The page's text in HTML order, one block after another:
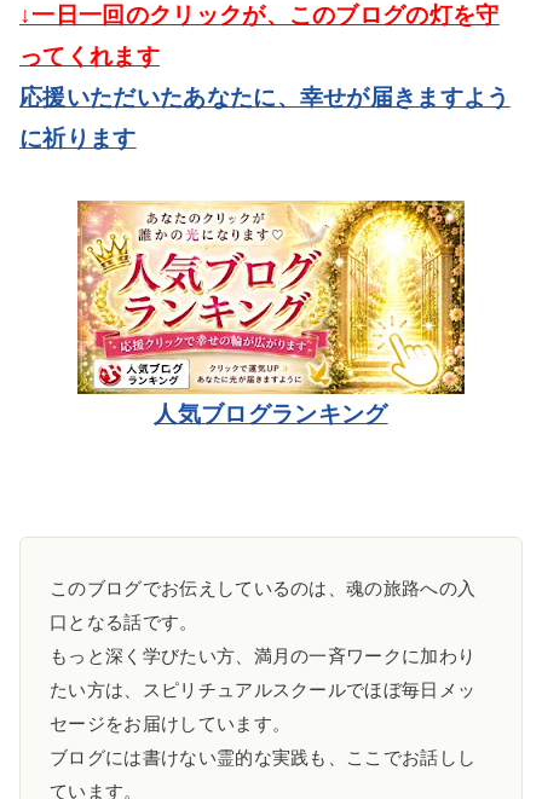
↓一日一回のクリックが、このブログの灯を守
ってくれます
応援いただいたあなたに、幸せが届きますよう
に祈ります
人気ブログランキング
このブログでお伝えしているのは、魂の旅路への入
口となる話です。
もっと深く学びたい方、満月の一斉ワークに加わり
たい方は、スピリチュアルスクールでほぼ毎日メッ
セージをお届けしています。
ブログには書けない霊的な実践も、ここでお話しし
ています。